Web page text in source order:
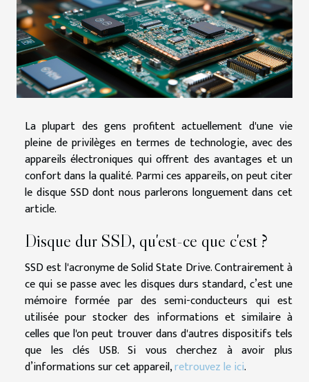
La plupart des gens profitent actuellement d'une vie
pleine de privilèges en termes de technologie, avec des
appareils électroniques qui offrent des avantages et un
confort dans la qualité. Parmi ces appareils, on peut citer
le disque SSD dont nous parlerons longuement dans cet
article.
Disque dur SSD, qu'est-ce que c'est ?
SSD est l'acronyme de Solid State Drive. Contrairement à
ce qui se passe avec les disques durs standard, c’est une
mémoire formée par des semi-conducteurs qui est
utilisée pour stocker des informations et similaire à
celles que l'on peut trouver dans d'autres dispositifs tels
que les clés USB. Si vous cherchez à avoir plus
d’informations sur cet appareil,retrouvez le ici.